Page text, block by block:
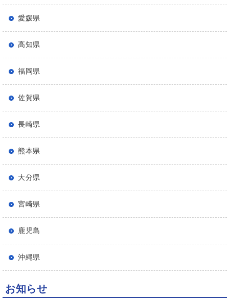
愛媛県
高知県
福岡県
佐賀県
長崎県
熊本県
大分県
宮崎県
鹿児島
沖縄県
お知らせ